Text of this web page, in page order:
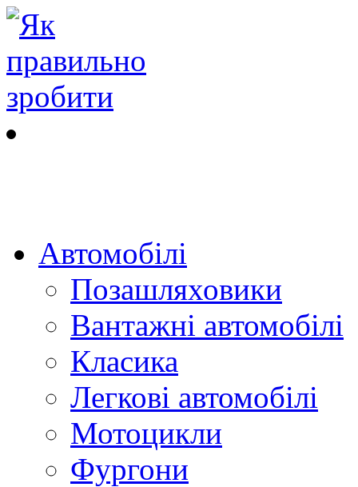
Автомобілі
Позашляховики
Вантажні автомобілі
Класика
Легкові автомобілі
Мотоцикли
Фургони